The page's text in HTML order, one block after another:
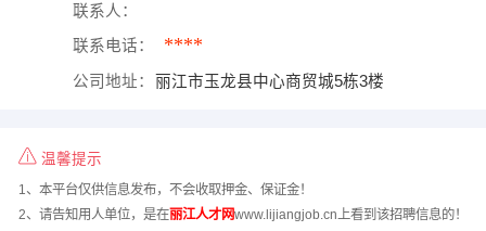
联系人：
联系电话： ****
公司地址： 丽江市玉龙县中心商贸城5栋3楼
温馨提示
1、本平台仅供信息发布，不会收取押金、保证金！
2、请告知用人单位，是在丽江人才网www.lijiangjob.cn上看到该招聘信息的！